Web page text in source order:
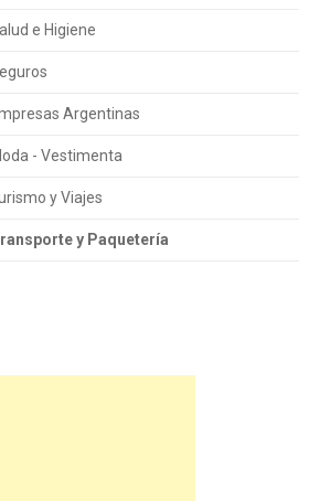
e Higiene
Argentinas
- Vestimenta
y Viajes
y Paquetería